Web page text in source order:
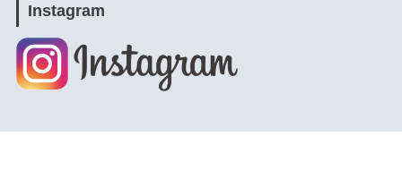
根上工業株式会社
4 weeks ago
Instagram